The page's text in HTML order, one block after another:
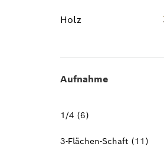
Holz
Aufnahme
1/4 (6)
3-Flächen-Schaft (11)